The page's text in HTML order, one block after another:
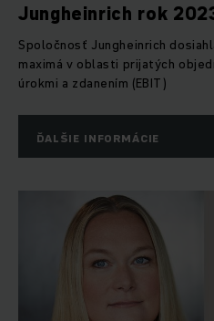
Jungheinrich rok
Spoločnosť Jungheinrich
maximá v oblasti prijatých
úrokmi a zdanením (EBIT)
ĎALŠIE INFORMÁCIE